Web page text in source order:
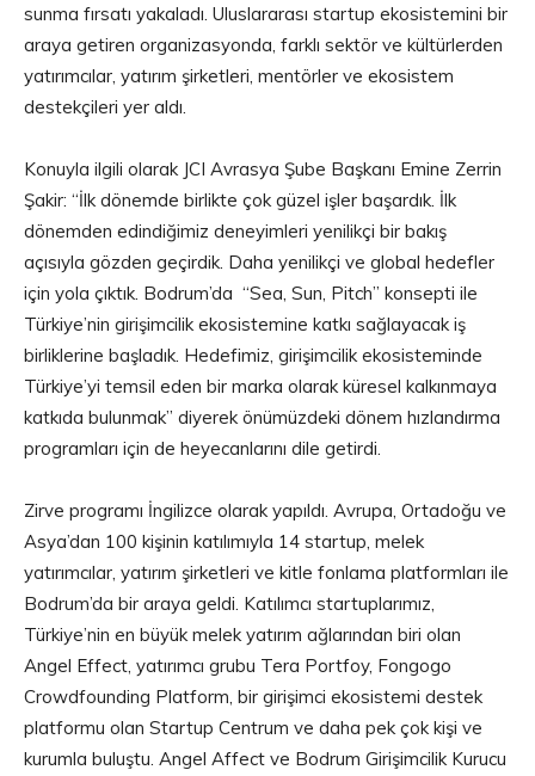
sunma fırsatı yakaladı. Uluslararası startup ekosistemini bir
araya getiren organizasyonda, farklı sektör ve kültürlerden
yatırımcılar, yatırım şirketleri, mentörler ve ekosistem
destekçileri yer aldı.
Konuyla ilgili olarak JCI Avrasya Şube Başkanı Emine Zerrin
Şakir: “İlk dönemde birlikte çok güzel işler başardık. İlk
dönemden edindiğimiz deneyimleri yenilikçi bir bakış
açısıyla gözden geçirdik. Daha yenilikçi ve global hedefler
için yola çıktık. Bodrum’da “Sea, Sun, Pitch” konsepti ile
Türkiye’nin girişimcilik ekosistemine katkı sağlayacak iş
birliklerine başladık. Hedefimiz, girişimcilik ekosisteminde
Türkiye’yi temsil eden bir marka olarak küresel kalkınmaya
katkıda bulunmak” diyerek önümüzdeki dönem hızlandırma
programları için de heyecanlarını dile getirdi.
Zirve programı İngilizce olarak yapıldı. Avrupa, Ortadoğu ve
Asya’dan 100 kişinin katılımıyla 14 startup, melek
yatırımcılar, yatırım şirketleri ve kitle fonlama platformları ile
Bodrum’da bir araya geldi. Katılımcı startuplarımız,
Türkiye’nin en büyük melek yatırım ağlarından biri olan
Angel Effect, yatırımcı grubu Tera Portfoy, Fongogo
Crowdfounding Platform, bir girişimci ekosistemi destek
platformu olan Startup Centrum ve daha pek çok kişi ve
kurumla buluştu. Angel Affect ve Bodrum Girişimcilik Kurucu